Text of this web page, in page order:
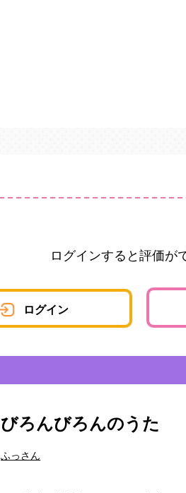
ログインすると評価が
ログイン
びろんびろんのうた
ふっさん